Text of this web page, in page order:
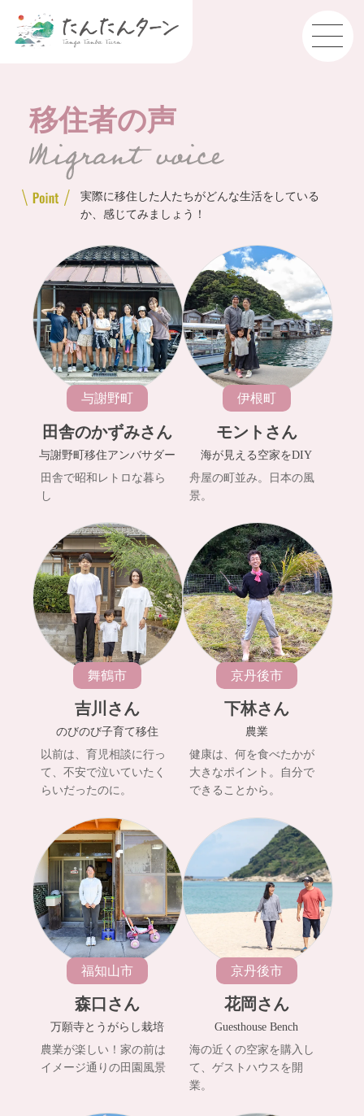
移住者の声
実際に移住した人たちがどんな生活をしている
か、感じてみましょう！
与謝野町
田舎のかずみさん
与謝野町移住アンバサダー
田舎で昭和レトロな暮ら
し
伊根町
モントさん
海が見える空家をDIY
舟屋の町並み。日本の風
景。
舞鶴市
吉川さん
のびのび子育て移住
以前は、育児相談に行っ
て、不安で泣いていたく
らいだったのに。
京丹後市
下林さん
農業
健康は、何を食べたかが
大きなポイント。自分で
できることから。
福知山市
森口さん
万願寺とうがらし栽培
農業が楽しい！家の前は
イメージ通りの田園風景
京丹後市
花岡さん
Guesthouse Bench
海の近くの空家を購入し
て、ゲストハウスを開
業。